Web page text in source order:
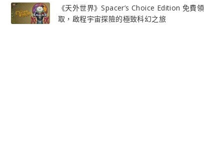
《天外世界》Spacer’s Choice Edition 免費領
取，啟程宇宙探險的極致科幻之旅